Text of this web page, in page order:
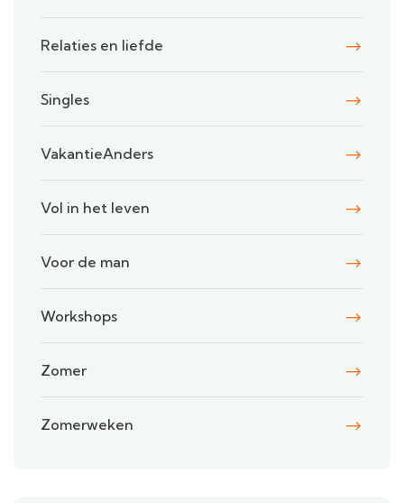
Relaties en liefde
Singles
VakantieAnders
Vol in het leven
Voor de man
Workshops
Zomer
Zomerweken